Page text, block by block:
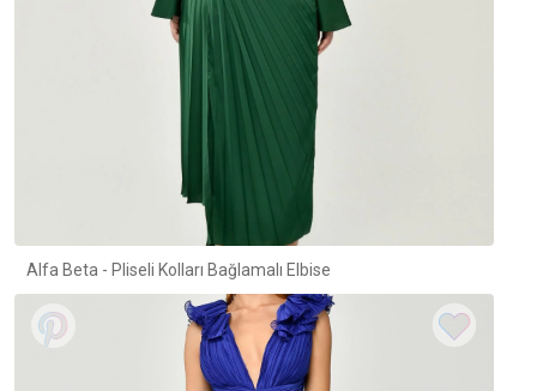
Alfa Beta - Pliseli Kolları Bağlamalı Elbise